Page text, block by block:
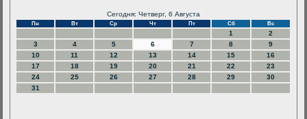
Сегодня: Четверг, 6 Августа
Пн Вт Ср Чт Пт Сб Вс
1
2
3
4 5 6 7 8
9
10
11 12 13 14 15
16
17
18 19 20 21 22
23
24
25 26 27 28 29
30
31